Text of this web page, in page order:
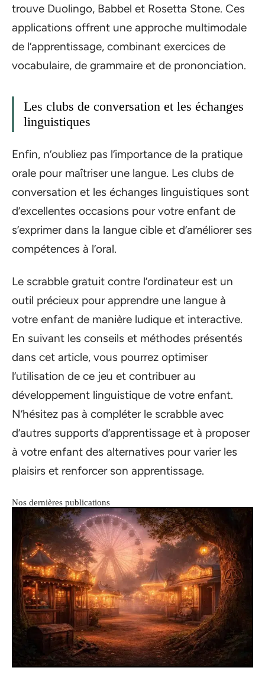
trouve Duolingo, Babbel et Rosetta Stone. Ces
applications offrent une approche multimodale
de l’apprentissage, combinant exercices de
vocabulaire, de grammaire et de prononciation.
Les clubs de conversation et les échanges
linguistiques
Enfin, n’oubliez pas l’importance de la pratique
orale pour maîtriser une langue. Les clubs de
conversation et les échanges linguistiques sont
d’excellentes occasions pour votre enfant de
s’exprimer dans la langue cible et d’améliorer ses
compétences à l’oral.
Le scrabble gratuit contre l’ordinateur est un
outil précieux pour apprendre une langue à
votre enfant de manière ludique et interactive.
En suivant les conseils et méthodes présentés
dans cet article, vous pourrez optimiser
l’utilisation de ce jeu et contribuer au
développement linguistique de votre enfant.
N’hésitez pas à compléter le scrabble avec
d’autres supports d’apprentissage et à proposer
à votre enfant des alternatives pour varier les
plaisirs et renforcer son apprentissage.
Nos dernières publications